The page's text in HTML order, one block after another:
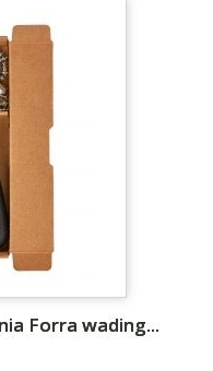
Forra wading...